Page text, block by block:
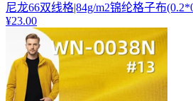
尼龙66双线格|84g/m2锦纶格子布
¥23.00